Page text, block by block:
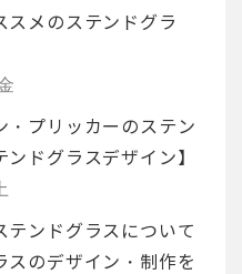
スメのステンドグラ
・プリッカーのステン
ンドグラスデザイン】
テンドグラスについて
スのデザイン・制作を